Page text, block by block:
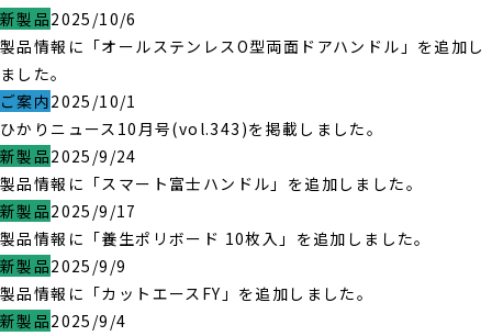
新製品2025/10/6
製品情報に「オールステンレスO型両面ドアハンドル」を追加し
ました。
ご案内2025/10/1
ひかりニュース10月号(vol.343)を掲載しました。
新製品2025/9/24
製品情報に「スマート富士ハンドル」を追加しました。
新製品2025/9/17
製品情報に「養生ポリボード 10枚入」を追加しました。
新製品2025/9/9
製品情報に「カットエースFY」を追加しました。
新製品2025/9/4